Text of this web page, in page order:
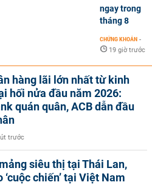
ngay trong
tháng 8
CHỨNG KHOÁN -
19 giờ trước
hàng lãi lớn nhất từ kinh
hối nửa đầu năm 2026:
quán quân, ACB dẫn đầu
trước
siêu thị tại Thái Lan,
‘cuộc chiến’ tại Việt Nam